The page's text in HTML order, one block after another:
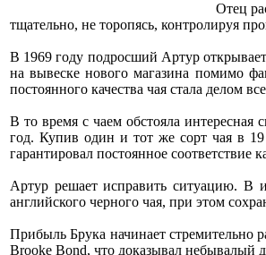
Отец
тщательно, не торопясь, контролируя
В 1969 году подросший Артур
на вывеске нового магазина помимо
постоянного качества чая стала делом
В то время с чаем обстояла интересная
год. Купив один и тот же сорт чая в 19
гарантировал постоянное соответствие
Артур решает исправить ситуацию. В
английского черного чая, при этом
Прибыль Брука начинает стремительно
Brooke Bond, что доказывал небывалый